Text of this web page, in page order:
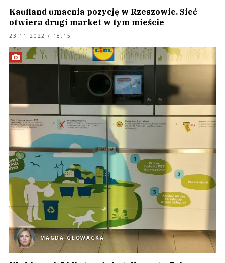
Kaufland umacnia pozycję w Rzeszowie. Sieć
otwiera drugi market w tym mieście
23.11.2022 / 18:15
MAGDA GŁOWACKA